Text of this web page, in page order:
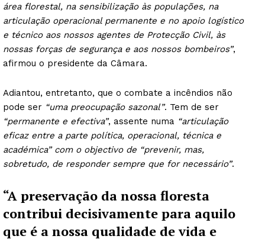
área florestal, na sensibilização às populações, na
articulação operacional permanente e no apoio logístico
e técnico aos nossos agentes de Protecção Civil, às
nossas forças de segurança e aos nossos bombeiros”,
afirmou o presidente da Câmara.
Adiantou, entretanto, que o combate a incêndios não
pode ser “uma preocupação sazonal”. Tem de ser
“permanente e efectiva”, assente numa “articulação
eficaz entre a parte política, operacional, técnica e
académica” com o objectivo de “prevenir, mas,
sobretudo, de responder sempre que for necessário”.
“A preservação da nossa floresta
contribui decisivamente para aquilo
que é a nossa qualidade de vida e